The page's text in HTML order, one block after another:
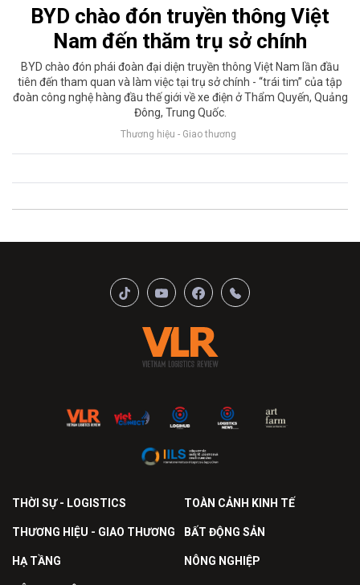
BYD chào đón truyền thông Việt
Nam đến thăm trụ sở chính
BYD chào đón phái đoàn đại diện truyền thông Việt Nam lần đầu
tiên đến tham quan và làm việc tại trụ sở chính - “trái tim” của tập
đoàn công nghệ hàng đầu thế giới về xe điện ở Thẩm Quyến, Quảng
Đông, Trung Quốc.
Thương hiệu - Giao thương
THỜI SỰ - LOGISTICS TOÀN CẢNH KINH TẾ
THƯƠNG HIỆU - GIAO THƯƠNG BẤT ĐỘNG SẢN
HẠ TẦNG NÔNG NGHIỆP